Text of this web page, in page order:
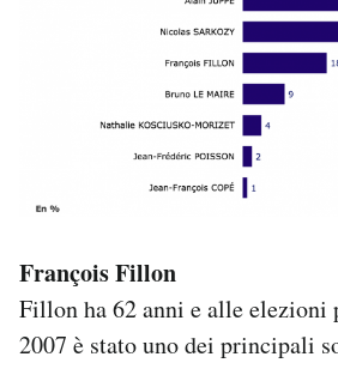
François Fillon
Fillon ha 62 anni e alle elezioni
2007 è stato uno dei principali